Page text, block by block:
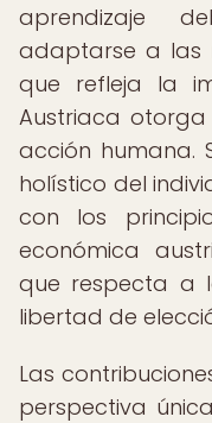
aprendizaje
adaptarse a las
que refleja la
Austriaca
acción humana.
holístico del
con los
económica
que respecta a
libertad de
Las
perspectiva